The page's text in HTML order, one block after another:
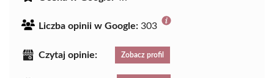
Liczba opinii w Google: 303
Czytaj opinie: Zobacz profil